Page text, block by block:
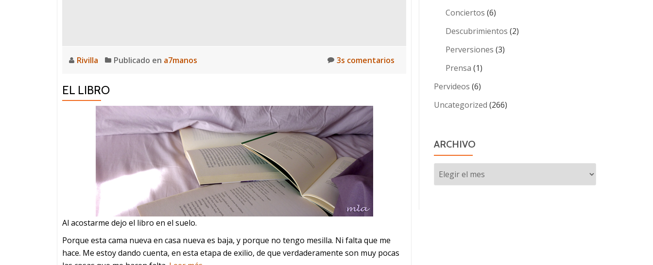
Rivilla Publicado en a7manos 3s comentarios
EL LIBRO
Al acostarme dejo el libro en el suelo.
Porque esta cama nueva en casa nueva es baja, y porque no tengo mesilla. Ni falta que me
hace. Me estoy dando cuenta, en esta etapa de exilio, de que verdaderamente son muy pocas
Conciertos (6)
Descubrimientos (2)
Perversiones (3)
Prensa (1)
Pervideos (6)
Uncategorized (266)
ARCHIVO
Archivo